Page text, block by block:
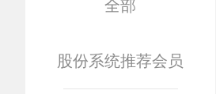
全部
股份系统推荐会员